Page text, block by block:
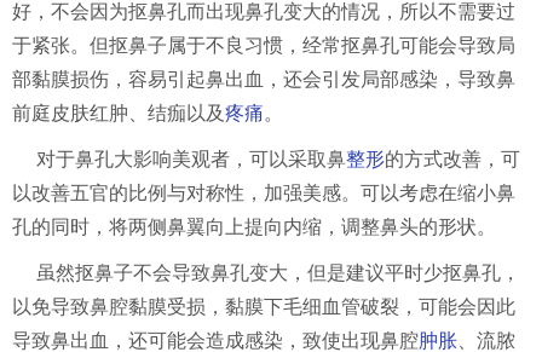
好，不会因为抠鼻孔而出现鼻孔变大的情况，所以不需要过
于紧张。但抠鼻子属于不良习惯，经常抠鼻孔可能会导致局
部黏膜损伤，容易引起鼻出血，还会引发局部感染，导致鼻
前庭皮肤红肿、结痂以及疼痛。
对于鼻孔大影响美观者，可以采取鼻整形的方式改善，可
以改善五官的比例与对称性，加强美感。可以考虑在缩小鼻
孔的同时，将两侧鼻翼向上提向内缩，调整鼻头的形状。
虽然抠鼻子不会导致鼻孔变大，但是建议平时少抠鼻孔，
以免导致鼻腔黏膜受损，黏膜下毛细血管破裂，可能会因此
导致鼻出血，还可能会造成感染，致使出现鼻腔肿胀 、流脓